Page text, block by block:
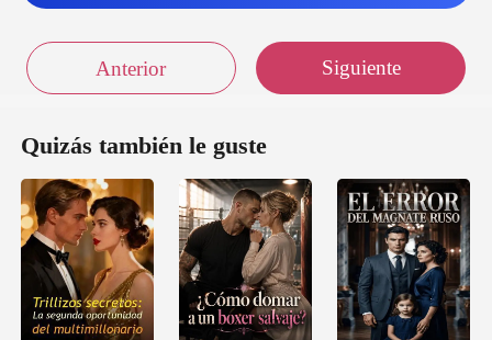
Anterior Siguiente
Quizás también le guste